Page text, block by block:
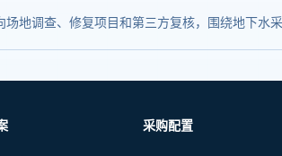
场地调查、修复项目和第三方复核，围绕地下水
采购配置